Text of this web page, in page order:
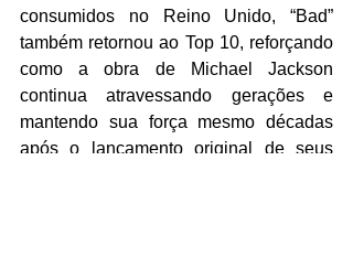
consumidos no Reino Unido, “Bad”
também retornou ao Top 10, reforçando
como a obra de Michael Jackson
continua atravessando gerações e
mantendo sua força mesmo décadas
após o lançamento original de seus